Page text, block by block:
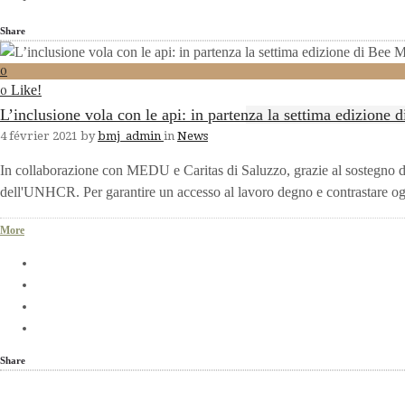
Share
0
0 Like!
L’inclusione vola con le api: in partenza la settima edizione
4 février 2021 by bmj_admin in News
In collaborazione con MEDU e Caritas di Saluzzo, grazie al sostegno
dell'UNHCR. Per garantire un accesso al lavoro degno e contrastare
More
Share